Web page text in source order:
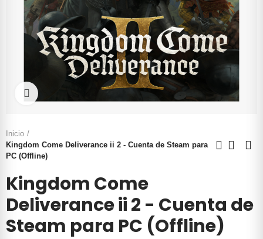
Click to enlarge
Inicio
Kingdom Come Deliverance ii 2 - Cuenta de Steam para
PC (Offline)
Kingdom Come
Deliverance ii 2 - Cuenta de
Steam para PC (Offline)